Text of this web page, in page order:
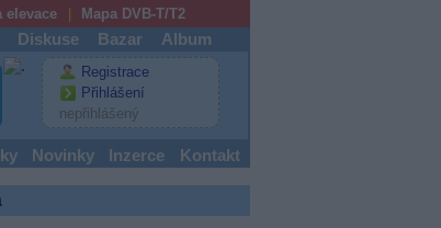
elevace Mapa DVB-T/T2
Diskuse Bazar Album
Registrace
Přihlášení
nepřihlášený
Novinky Inzerce Kontakt